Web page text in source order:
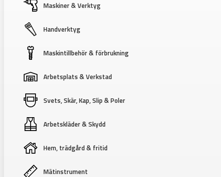
Maskiner & Verktyg
Handverktyg
Maskintillbehör & förbrukning
Arbetsplats & Verkstad
Svets, Skär, Kap, Slip & Poler
Arbetskläder & Skydd
Hem, trädgård & fritid
Mätinstrument